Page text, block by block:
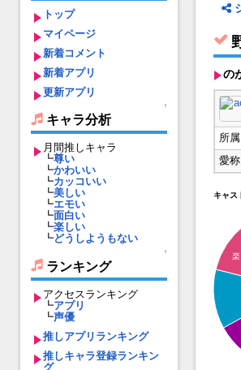
トップ
マイページ
新着コメント
新着アプリ
更新アプリ
↑
キャラ分析
月間推しキャラ
┗尊い
┗かわいい
┗カッコいい
┗美しい
┗エモい
┗面白い
┗楽しい
┗どうしようもない
↑
ランキング
アクセスランキング
┗アプリ
┗声優
推しアプリランキング
推しキャラ登録ランキン
グ
の
所
愛
キャス